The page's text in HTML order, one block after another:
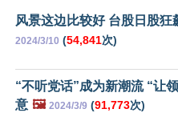
风景这边比较好 台股日股狂
2024/3/10 (54,841次)
“不听党话”成为新潮流 “让
意 🖼️ 2024/3/9 (91,773次)